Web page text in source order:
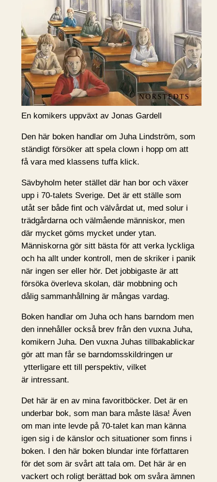
En komikers uppväxt av Jonas Gardell
Den här boken handlar om Juha Lindström, som
ständigt försöker att spela clown i hopp om att
få vara med klassens tuffa klick.
Sävbyholm heter stället där han bor och växer
upp i 70-talets Sverige. Det är ett ställe som
utåt ser både fint och välvårdat ut, med solur i
trädgårdarna och välmående människor, men
där mycket göms mycket under ytan.
Människorna gör sitt bästa för att verka lyckliga
och ha allt under kontroll, men de skriker i panik
när ingen ser eller hör. Det jobbigaste är att
försöka överleva skolan, där mobbning och
dålig sammanhållning är mångas vardag.
Boken handlar om Juha och hans barndom men
den innehåller också brev från den vuxna Juha,
komikern Juha. Den vuxna Juhas tillbakablickar
gör att man får se barndomsskildringen ur
ytterligare ett till perspektiv, vilket
är intressant.
Det här är en av mina favoritböcker. Det är en
underbar bok, som man bara måste läsa! Även
om man inte levde på 70-talet kan man känna
igen sig i de känslor och situationer som finns i
boken. I den här boken blundar inte författaren
för det som är svårt att tala om. Det här är en
vackert och roligt berättad bok om svåra ämnen